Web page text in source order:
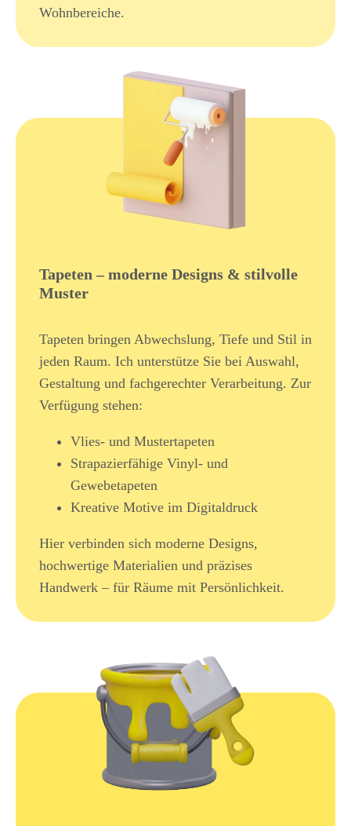
Wohnbereiche.
Tapeten – moderne Designs & stilvolle
Muster
Tapeten bringen Abwechslung, Tiefe und Stil in
jeden Raum. Ich unterstütze Sie bei Auswahl,
Gestaltung und fachgerechter Verarbeitung. Zur
Verfügung stehen:
Vlies- und Mustertapeten
Strapazierfähige Vinyl- und
Gewebetapeten
Kreative Motive im Digitaldruck
Hier verbinden sich moderne Designs,
hochwertige Materialien und präzises
Handwerk – für Räume mit Persönlichkeit.